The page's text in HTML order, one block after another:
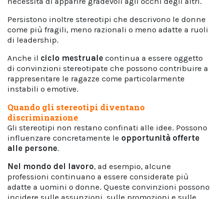
Persistono inoltre stereotipi che descrivono le donne
come più fragili, meno razionali o meno adatte a ruoli
di leadership.
Anche il ciclo mestruale continua a essere oggetto
di convinzioni stereotipate che possono contribuire a
rappresentare le ragazze come particolarmente
instabili o emotive.
Quando gli stereotipi diventano
discriminazione
Gli stereotipi non restano confinati alle idee. Possono
influenzare concretamente le opportunità offerte
alle persone.
Nel mondo del lavoro, ad esempio, alcune
professioni continuano a essere considerate più
adatte a uomini o donne. Queste convinzioni possono